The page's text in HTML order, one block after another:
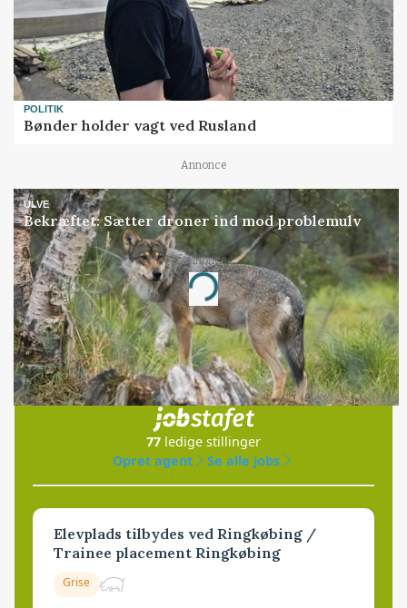
POLITIK
Bønder holder vagt ved Rusland
Annonce
ULVE
Bekræftet: Sætter droner ind mod problemulv
Annonce
Loading...
Jobs
i samarbejde med
77 ledige stillinger
Opret agent
Se alle jobs
Elevplads tilbydes ved Ringkøbing /
Trainee placement Ringkøbing
Grise